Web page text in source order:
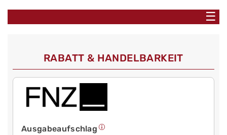
☰
RABATT & HANDELBARKEIT
Ausgabeaufschlag